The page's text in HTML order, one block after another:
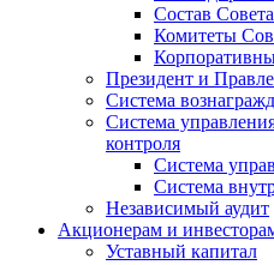
Состав
Комитеты
Президент и
Система
Система
контроля
Система
Система
Независимый аудит
Акционерам и
Уставный капитал